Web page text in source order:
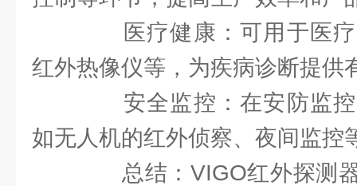
医疗健康：可用于医疗
红外热像仪等，为疾病诊断提供
安全监控：在安防监控
如无人机的红外侦察、夜间监控
总结：VIGO红外探测器